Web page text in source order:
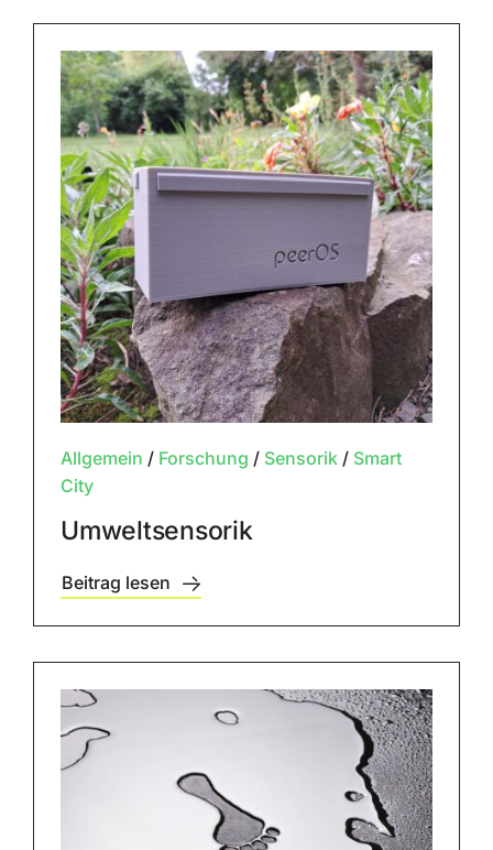
Allgemein / Forschung / Sensorik/ Smart
City
Umweltsensorik
Beitrag lesen